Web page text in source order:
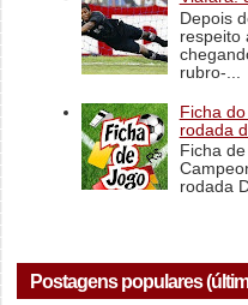
Depois
respeito
rubro-...
Ficha
rodada
Ficha
rodada
Postagens populares